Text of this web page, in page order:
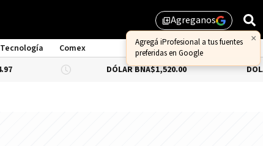
library_addAgreganos
×
Agregá iProfesional a tus fuentes
preferidas en Google
Tecnología
Comex
DÓLAR BNA $1,520.00 DÓLAR BLUE-